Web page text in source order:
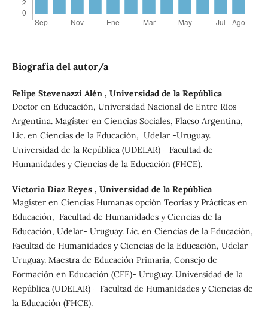
Biografía del autor/a
Felipe Stevenazzi Alén , Universidad de la República
Doctor en Educación, Universidad Nacional de Entre Ríos –
Argentina. Magíster en Ciencias Sociales, Flacso Argentina,
Lic. en Ciencias de la Educación, Udelar -Uruguay.
Universidad de la República (UDELAR) - Facultad de
Humanidades y Ciencias de la Educación (FHCE).
Victoria Díaz Reyes , Universidad de la República
Magíster en Ciencias Humanas opción Teorías y Prácticas en
Educación, Facultad de Humanidades y Ciencias de la
Educación, Udelar- Uruguay. Lic. en Ciencias de la Educación,
Facultad de Humanidades y Ciencias de la Educación, Udelar-
Uruguay. Maestra de Educación Primaria, Consejo de
Formación en Educación (CFE)- Uruguay. Universidad de la
República (UDELAR) – Facultad de Humanidades y Ciencias de
la Educación (FHCE).